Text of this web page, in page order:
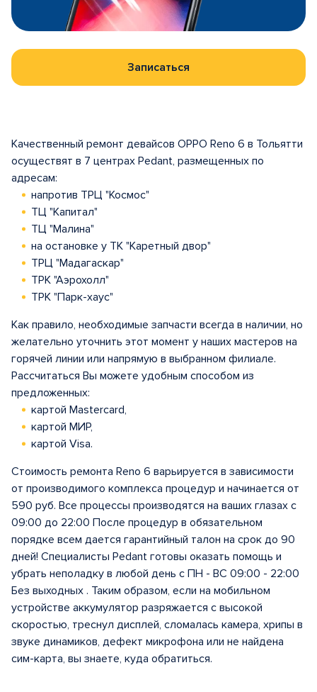
Записаться
Качественный ремонт девайсов OPPO Reno 6 в Тольятти
осуществят в 7 центрах Pedant, размещенных по
адресам:
напротив ТРЦ "Космос"
ТЦ "Капитал"
ТЦ "Малина"
на остановке у ТК "Каретный двор"
ТРЦ "Мадагаскар"
ТРК "Аэрохолл"
ТРК "Парк-хаус"
Как правило, необходимые запчасти всегда в наличии, но
желательно уточнить этот момент у наших мастеров на
горячей линии или напрямую в выбранном филиале.
Рассчитаться Вы можете удобным способом из
предложенных:
картой Mastercard,
картой МИР,
картой Visa.
Стоимость ремонта Reno 6 варьируется в зависимости
от производимого комплекса процедур и начинается от
590 руб. Все процессы производятся на ваших глазах с
09:00 до 22:00 После процедур в обязательном
порядке всем дается гарантийный талон на срок до 90
дней! Специалисты Pedant готовы оказать помощь и
убрать неполадку в любой день с ПН - ВС 09:00 - 22:00
Без выходных . Таким образом, если на мобильном
устройстве аккумулятор разряжается с высокой
скоростью, треснул дисплей, сломалась камера, хрипы в
звуке динамиков, дефект микрофона или не найдена
сим-карта, вы знаете, куда обратиться.